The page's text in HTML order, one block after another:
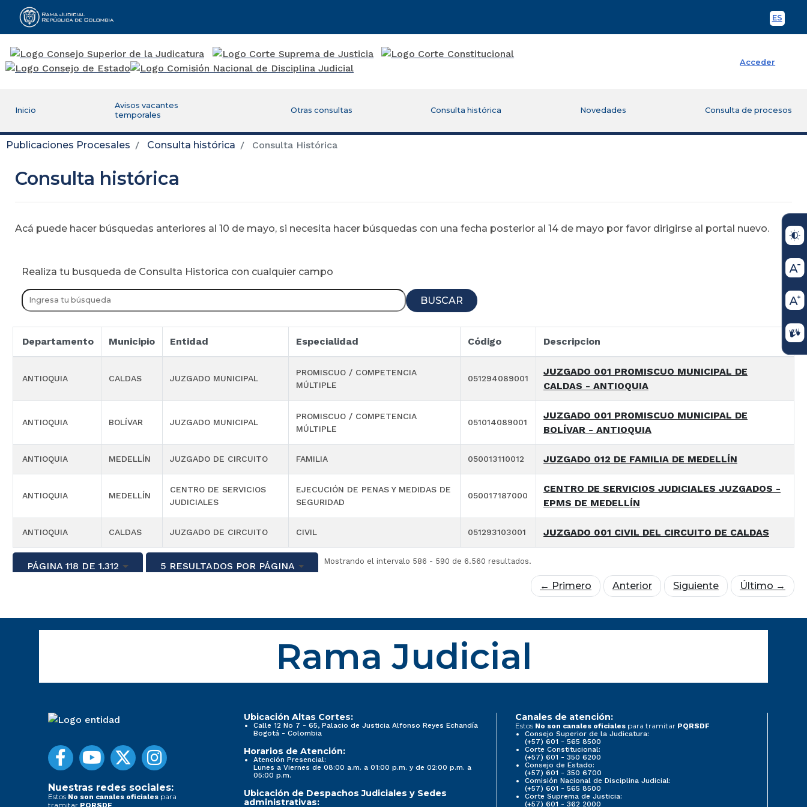
ES
Rama Judicial
Acceder
Inicio
Avisos vacantes
temporales
Otras consultas Consulta histórica Novedades Consulta de procesos
Publicaciones Procesales Consulta histórica Consulta Histórica
Consulta histórica
Acá puede hacer búsquedas anteriores al 10 de mayo, si necesita hacer búsquedas con una fecha posterior al 14 de mayo por favor dirigirse al portal nuevo.
Realiza tu busqueda de Consulta Historica con cualquier campo
BUSCAR
Departamento Municipio Entidad Especialidad Código Descripcion
ANTIOQUIA CALDAS JUZGADO MUNICIPAL
PROMISCUO / COMPETENCIA
MÚLTIPLE
051294089001
JUZGADO 001 PROMISCUO MUNICIPAL DE
CALDAS - ANTIOQUIA
ANTIOQUIA BOLÍVAR JUZGADO MUNICIPAL
PROMISCUO / COMPETENCIA
MÚLTIPLE
051014089001
JUZGADO 001 PROMISCUO MUNICIPAL DE
BOLÍVAR - ANTIOQUIA
ANTIOQUIA MEDELLÍN JUZGADO DE CIRCUITO FAMILIA 050013110012 JUZGADO 012 DE FAMILIA DE MEDELLÍN
ANTIOQUIA MEDELLÍN
CENTRO DE SERVICIOS
JUDICIALES
EJECUCIÓN DE PENAS Y MEDIDAS DE
SEGURIDAD
050017187000
CENTRO DE SERVICIOS JUDICIALES JUZGADOS -
EPMS DE MEDELLÍN
ANTIOQUIA CALDAS JUZGADO DE CIRCUITO CIVIL 051293103001 JUZGADO 001 CIVIL DEL CIRCUITO DE CALDAS
PÁGINA 118 DE 1.312 5 RESULTADOS POR PÁGINA Mostrando el intervalo 586 - 590 de 6.560 resultados.
← Primero Anterior Siguiente Último →
Rama Judicial
Nuestras redes sociales:
Estos No son canales oficiales para
tramitar PQRSDF
Ubicación Altas Cortes:
Calle 12 No 7 - 65, Palacio de Justicia Alfonso Reyes Echandía
Bogotá - Colombia
Horarios de Atención:
Atención Presencial:
Lunes a Viernes de 08:00 a.m. a 01:00 p.m. y de 02:00 p.m. a
05:00 p.m.
Ubicación de Despachos Judiciales y Sedes
administrativas:
Canales de atención:
Estos No son canales oficiales para tramitar PQRSDF
Consejo Superior de la Judicatura:
(+57) 601 - 565 8500
Corte Constitucional:
(+57) 601 - 350 6200
Consejo de Estado:
(+57) 601 - 350 6700
Comisión Nacional de Disciplina Judicial:
(+57) 601 - 565 8500
Corte Suprema de Justicia:
(+57) 601 - 362 2000